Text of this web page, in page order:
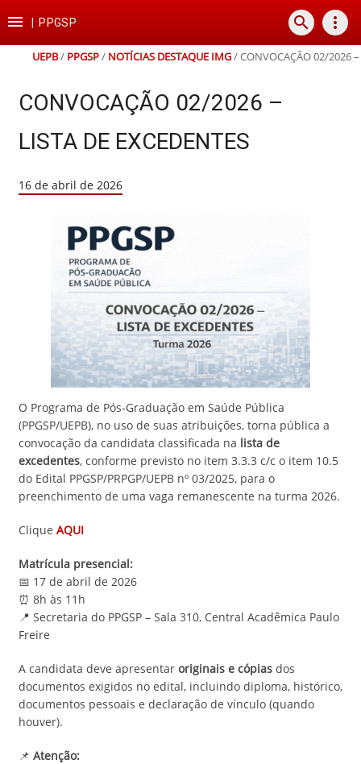
para
conteúdo
para
para
para
rodapé
 PPGSP search more_vert
UEPB/ PPGSP/ NOTÍCIAS DESTAQUE IMG/CONVOCAÇÃO 02/2026 –
CONVOCAÇÃO 02/2026 –
LISTA DE EXCEDENTES
16 de abril de 2026
O Programa de Pós-Graduação em Saúde Pública
(PPGSP/UEPB), no uso de suas atribuições, torna pública a
convocação da candidata classificada na lista de
excedentes, conforme previsto no item 3.3.3 c/c o item 10.5
do Edital PPGSP/PRPGP/UEPB nº 03/2025, para o
preenchimento de uma vaga remanescente na turma 2026.
Clique AQUI
Matrícula presencial:
📅 17 de abril de 2026
⏰ 8h às 11h
📍 Secretaria do PPGSP – Sala 310, Central Acadêmica Paulo
Freire
A candidata deve apresentar originais e cópias dos
documentos exigidos no edital, incluindo diploma, histórico,
documentos pessoais e declaração de vínculo (quando
houver).
📌 Atenção: